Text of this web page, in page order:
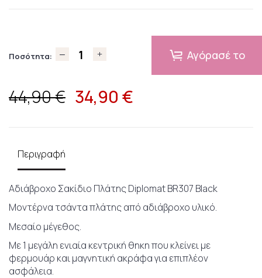
Ποσότητα: Αγόρασέ το
44,90 € 34,90 €
Περιγραφή
Αδιάβροχο Σακίδιο Πλάτης Diplomat BR307 Black
Μοντέρνα τσάντα πλάτης από αδιάβροχο υλικό.
Μεσαίο μέγεθος.
Με 1 μεγάλη ενιαία κεντρική θηκη που κλείνει με
φερμουάρ και μαγνητική ακράφα για επιπλέον
ασφάλεια.